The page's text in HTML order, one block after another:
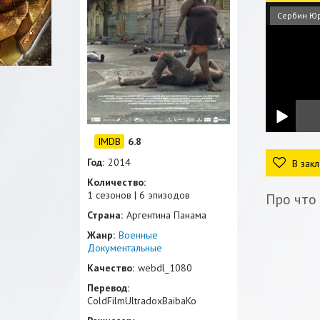
Сербин
В
Про
6.8
Год: 2014
Количество:
1 сезонов | 6 эпизодов
Страна: Аргентина Панама
Жанр: Военные
Документальные
Качество: webdl_1080
Перевод:
ColdFilmUltradoxBaibaKo